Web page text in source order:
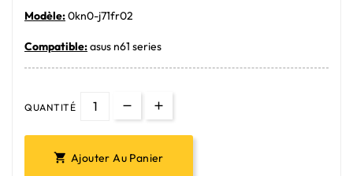
Modèle:0kn0-j71fr02
Compatible:asus n61 series
QUANTITÉ
 Ajouter Au Panier